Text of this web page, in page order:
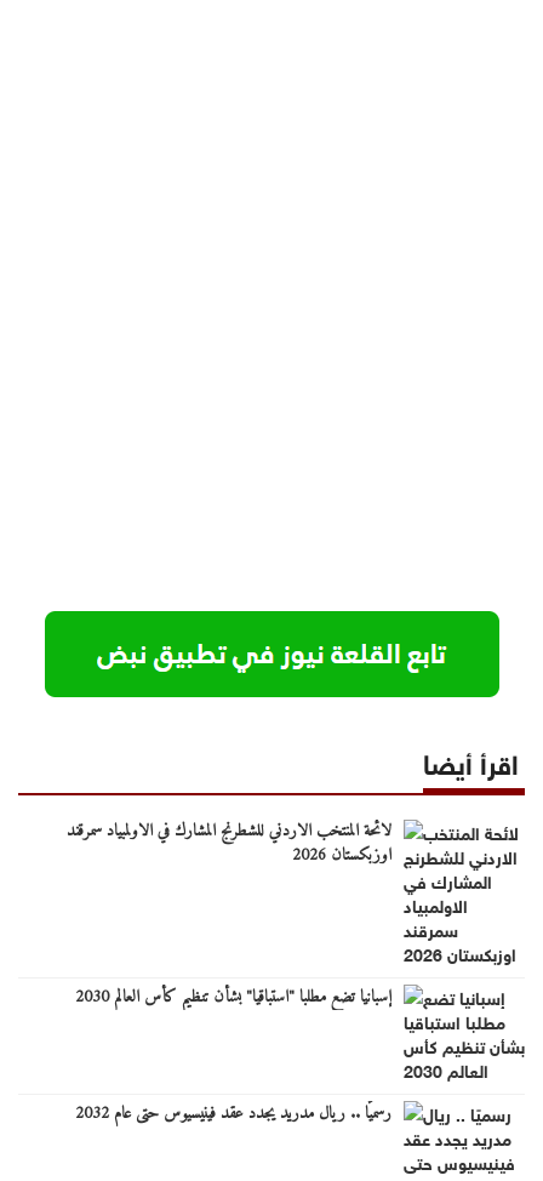
اقرأ أيضا
لائحة المنتخب الاردني للشطرنج المشارك في الاولمبياد سمرقند
اوزبكستان 2026
إسبانيا تضع مطلبا "استباقيا" بشأن تنظيم كأس العالم 2030
رسميًا .. ريال مدريد يجدد عقد فينيسيوس حتى عام 2032